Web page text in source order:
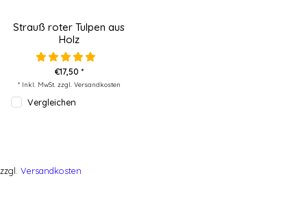
Strauß roter Tulpen aus
Holz
€17,50 *
* Inkl. MwSt. zzgl. Versandkosten
Vergleichen
zzgl. Versandkosten